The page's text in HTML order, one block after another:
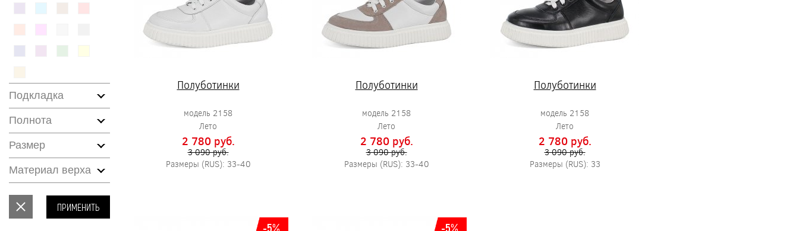
Подкладка
Полнота
Размер
Материал верха
ПРИМЕНИТЬ
Полуботинки
модель 2158
Лето
2 780 pуб.
3 090 pуб.
Размеры (RUS): 33-40
Полуботинки
модель 2158
Лето
2 780 pуб.
3 090 pуб.
Размеры (RUS): 33-40
Полуботинки
модель 2158
Лето
2 780 pуб.
3 090 pуб.
Размеры (RUS): 33
-5% -5%